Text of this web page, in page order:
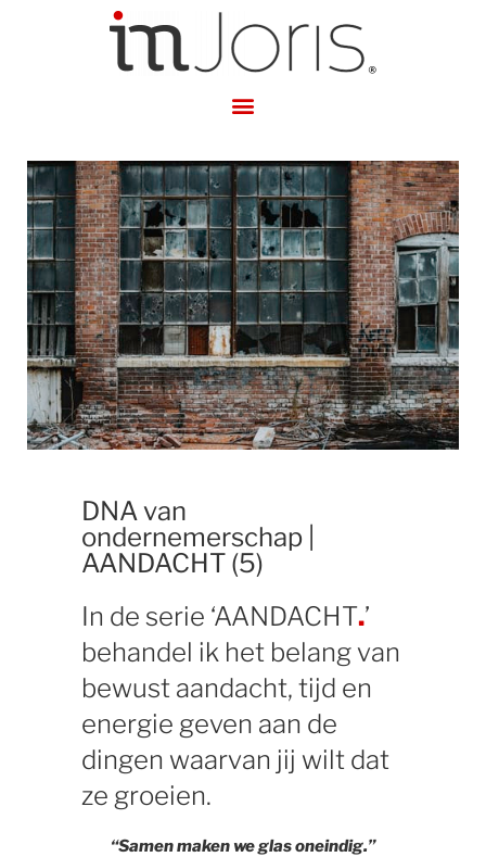
DNA van
ondernemerschap |
AANDACHT (5)
In de serie ‘AANDACHT.’
behandel ik het belang van
bewust aandacht, tijd en
energie geven aan de
dingen waarvan jij wilt dat
ze groeien.
“Samen maken we glas oneindig.”